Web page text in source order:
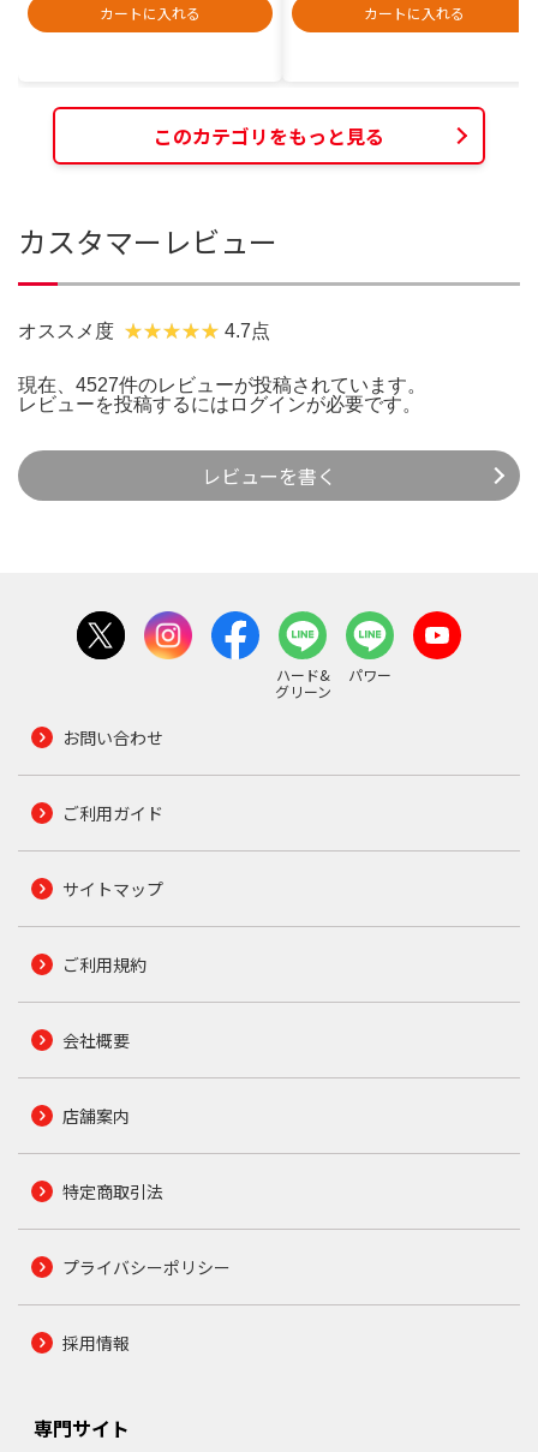
カートに入れる
カートに入れる
このカテゴリをもっと見る
カスタマーレビュー
オススメ度 4.7点
現在、4527件のレビューが投稿されています。
レビューを投稿するには ログインが必要です。
レビューを書く
ハード&
グリーン
パワー
お問い合わせ
ご利用ガイド
サイトマップ
ご利用規約
会社概要
店舗案内
特定商取引法
プライバシーポリシー
採用情報
専門サイト